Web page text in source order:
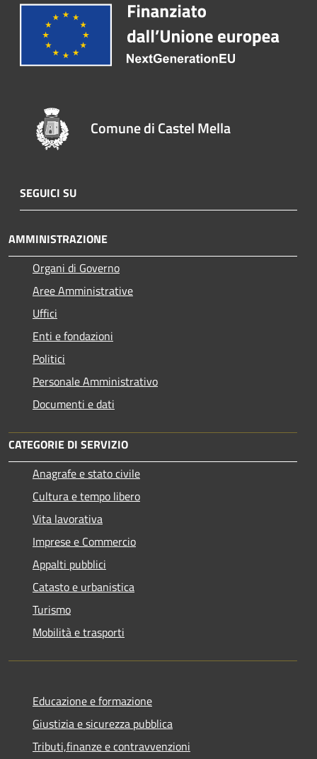
Comune di Castel Mella
SEGUICI SU
AMMINISTRAZIONE
Organi di Governo
Aree Amministrative
Uffici
Enti e fondazioni
Politici
Personale Amministrativo
Documenti e dati
CATEGORIE DI SERVIZIO
Anagrafe e stato civile
Cultura e tempo libero
Vita lavorativa
Imprese e Commercio
Appalti pubblici
Catasto e urbanistica
Turismo
Mobilità e trasporti
Educazione e formazione
Giustizia e sicurezza pubblica
Tributi,finanze e contravvenzioni